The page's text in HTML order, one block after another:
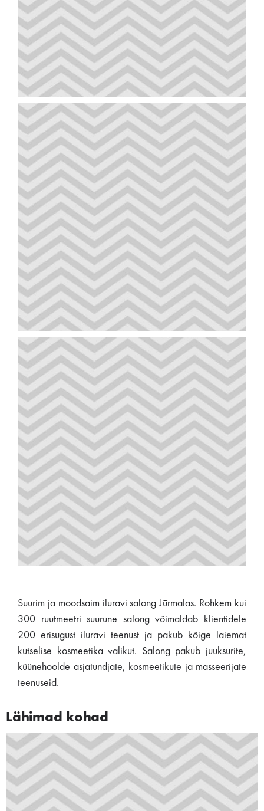
Suurim ja moodsaim iluravi salong Jūrmalas. Rohkem kui
300 ruutmeetri suurune salong võimaldab klientidele
200 erisugust iluravi teenust ja pakub kõige laiemat
kutselise kosmeetika valikut. Salong pakub juuksurite,
küünehoolde asjatundjate, kosmeetikute ja masseerijate
teenuseid.
Lähimad kohad